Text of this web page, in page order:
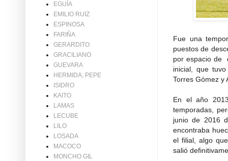
Fue una
puestos de
por espacio de
inicial, que
Torres Gómez y
En el año
temporadas,
junio de 2016
encontraba
el filial, algo
salió
EGUÍA
EMILIO RUIZ
ESPINOSA
FARIÑA
GERARDITO
GRACILIANO
GUEVARA
HERMIDA, PEPE
ISIDRO
KAITO
LAMAS
LECUBE
LILO
LOSADA
MACOCO
MONCHO GIL